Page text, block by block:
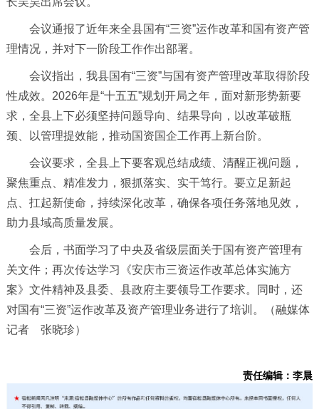
会议通报了近年来全县国有“三资”运作改革和国有资产管
理情况，并对下一阶段工作作出部署。
会议指出，我县国有“三资”与国有资产管理改革取得阶段
性成效。2026年是“十五五”规划开局之年，面对新形势新要
求，全县上下必须坚持问题导向、结果导向，以改革破瓶
颈、以管理提效能，推动国资国企工作再上新台阶。
会议要求，全县上下要客观总结成绩、清醒正视问题，
聚焦重点、精准发力，狠抓落实、实干笃行。要立足新起
点、扛起新使命，持续深化改革，确保各项任务落地见效，
助力县域高质量发展。
会后，书面学习了中央及省级层面关于国有资产管理有
关文件；再次传达学习《安庆市三资运作改革总体实施方
案》文件精神及县委、县政府主要领导工作要求。同时，还
对国有“三资”运作改革及资产管理业务进行了培训。（融媒体
记者 张晓珍）
责任编辑：李晨